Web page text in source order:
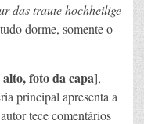
das traute hochheilige
dorme, somente o
foto da capa],
principal apresenta a
tece comentários